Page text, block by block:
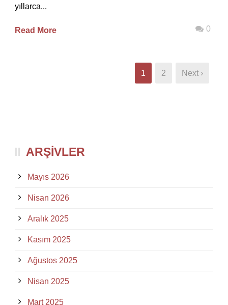
yıllarca...
Read More 0
1 2 Next ›
ARŞIVLER
Mayıs 2026
Nisan 2026
Aralık 2025
Kasım 2025
Ağustos 2025
Nisan 2025
Mart 2025